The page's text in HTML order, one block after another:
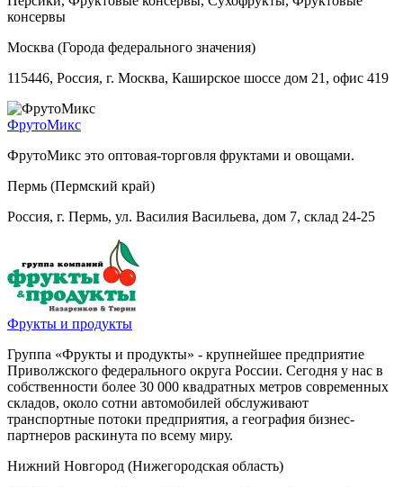
консервы
Москва (Города федерального значения)
115446, Россия, г. Москва, Каширское шоссе дом 21, офис 419
ФрутоМикс
ФрутоМикс это оптовая-торговля фруктами и овощами.
Пермь (Пермский край)
Россия, г. Пермь, ул. Василия Васильева, дом 7, склад 24-25
Фрукты и продукты
Группа «Фрукты и продукты» - крупнейшее предприятие
Приволжского федерального округа России. Сегодня у нас в
собственности более 30 000 квадратных метров современных
складов, около сотни автомобилей обслуживают
транспортные потоки предприятия, а география бизнес-
партнеров раскинута по всему миру.
Нижний Новгород (Нижегородская область)